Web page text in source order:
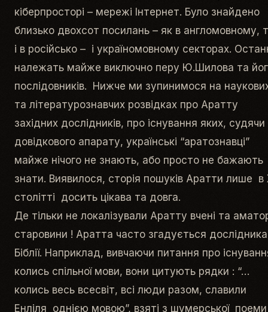
кіберпросторі – мережі Інтернет. Було знайдено
близько двохсот посилань – як в англомовному,
і в російсько – і україномовному секторах.
належать майже виключно перу Ю.Шилова та
послідовників. Нижче ми зупинимося на
та літературознавчих розвідках про Аратту
західних дослідників, про існування яких, судячи
довідкового апарату, українські “аратознавці”
майже нічого не знають, або просто не бажають
знати. Виявилося, сторія пошуків Аратти лише в
столітті досить цікава та довга.
Де тільки не локалізували Аратту вчені та
старовини ! Аратта часто згадується
Біблії. Наприклад, вивчаючи питання про
колись спільної мови, вони цитують рядки : “…
колись весь всесвіт, всі люди разом, славили
Енліля однією мовою”, взяті з шумерської поеми